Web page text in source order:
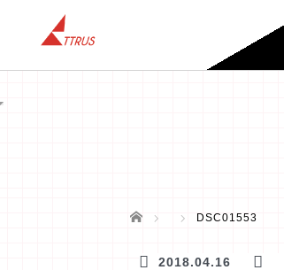
ホーム DSC01553
2018.04.16